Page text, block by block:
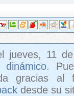
jueves, 11
dinámico.
gracias
desde su